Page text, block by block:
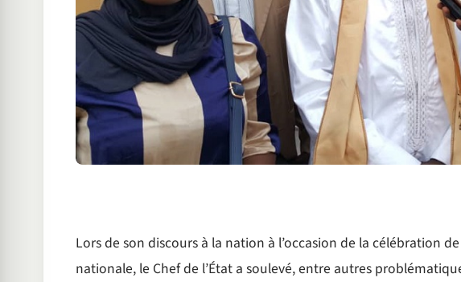
Lors de son discours à la nation à l’occasion de la célébration
nationale, le Chef de l’État a soulevé, entre autres